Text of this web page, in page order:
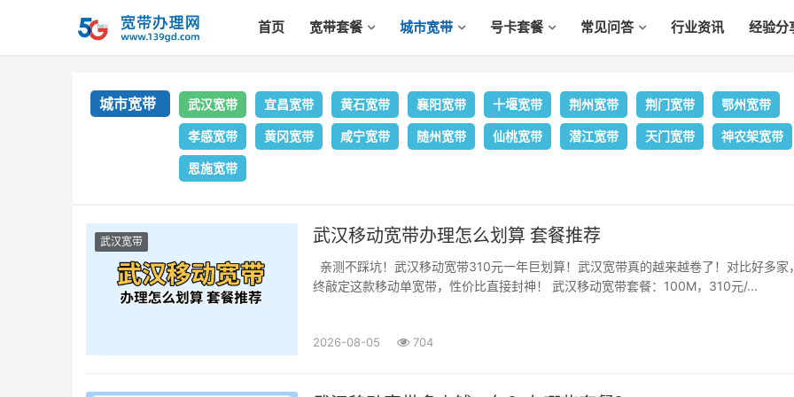
首页 宽带套餐 城市宽带 号卡套餐 常见问答 行业资讯 经验分
城市宽带 武汉宽带 宜昌宽带 黄石宽带 襄阳宽带 十堰宽带 荆州宽带 荆门宽带 鄂州宽带
孝感宽带 黄冈宽带 咸宁宽带 随州宽带 仙桃宽带 潜江宽带 天门宽带 神农架宽带
恩施宽带
武汉宽带 武汉移动宽带办理怎么划算 套餐推荐
亲测不踩坑！武汉移动宽带310元一年巨划算！武汉宽带真的越来越卷了！对比好多家
终敲定这款移动单宽带，性价比直接封神！ 武汉移动宽带套餐：100M，310元/...
2026-08-05 704